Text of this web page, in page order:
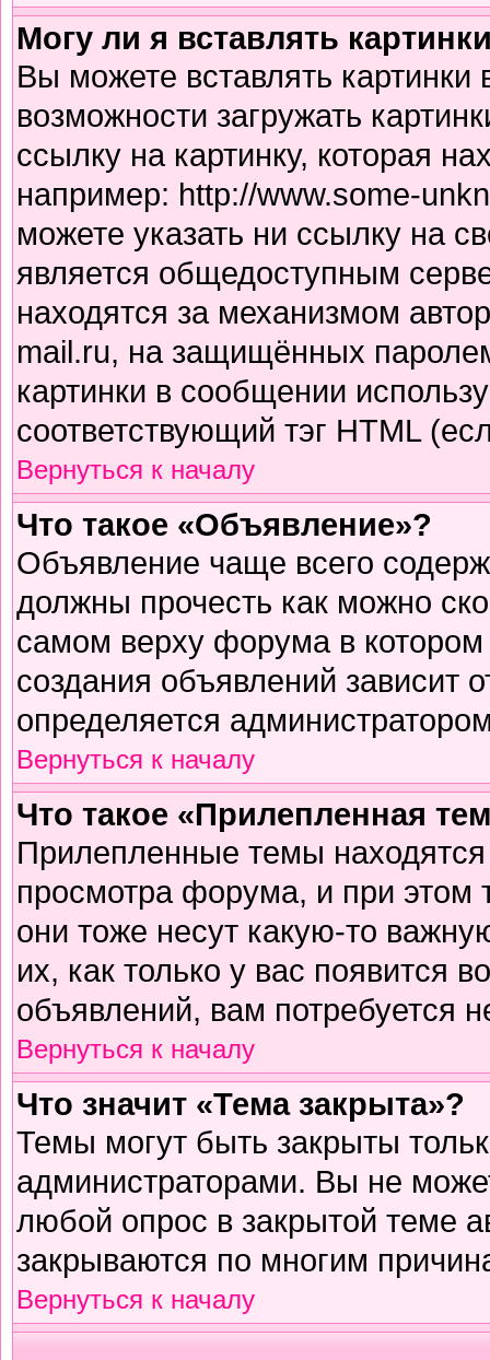
Могу ли я вставлять
Вы можете вставлять
возможности загружать
ссылку на картинку, которая
например: http://www.some-
можете указать ни ссылку на
является общедоступным
находятся за механизмом
mail.ru, на защищённых
картинки в сообщении
соответствующий тэг HTML
Вернуться к началу
Что такое «Объявление»?
Объявление чаще всего
должны прочесть как можно
самом верху форума в
создания объявлений зависит
определяется
Вернуться к началу
Что такое «Прилепленная
Прилепленные темы
просмотра форума, и при этом
они тоже несут какую-то
их, как только у вас появится
объявлений, вам потребуется
Вернуться к началу
Что значит «Тема закрыта»?
Темы могут быть закрыты
администраторами. Вы не
любой опрос в закрытой теме
закрываются по многим
Вернуться к началу